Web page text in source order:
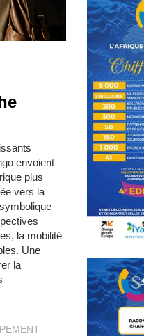
envoient
plus
vers la
la mobilité
Une
la